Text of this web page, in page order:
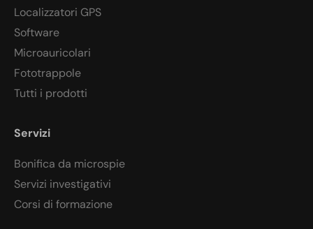
Localizzatori GPS
Software
Microauricolari
Fototrappole
Tutti i prodotti
Servizi
Bonifica da microspie
Servizi investigativi
Corsi di formazione